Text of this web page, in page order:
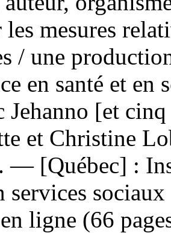
mesures
/ une
en santé et en
Jehanno [et
et Christine
— [Québec] :
services
ligne (66